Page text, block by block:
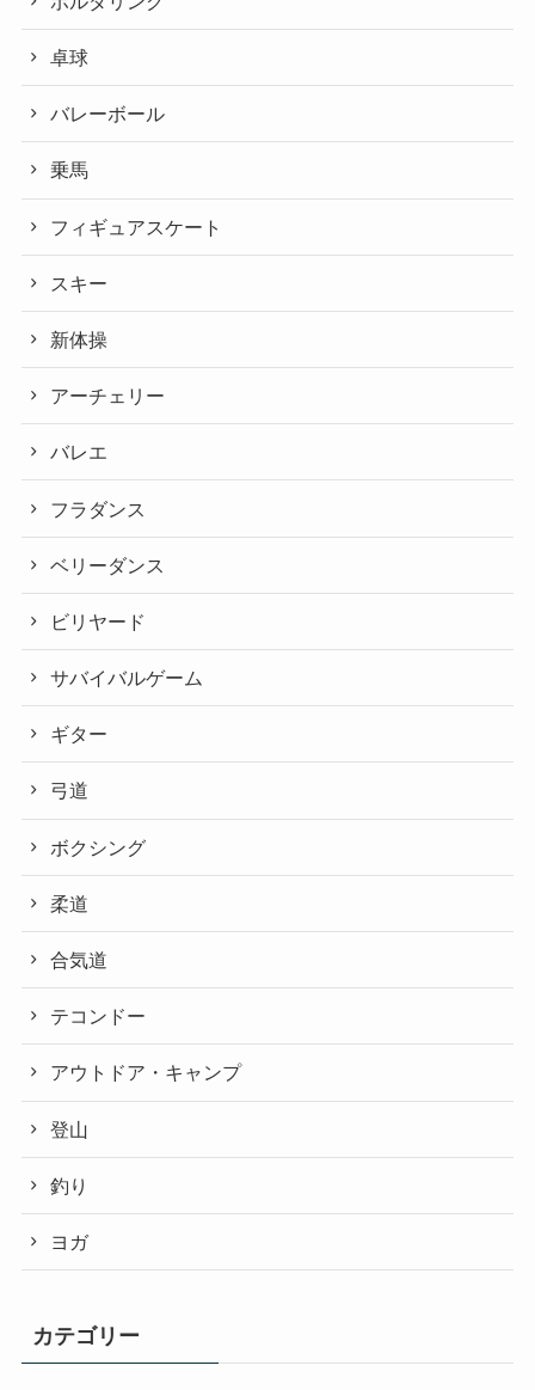
卓球
バレーボール
乗馬
フィギュアスケート
スキー
新体操
アーチェリー
バレエ
フラダンス
ベリーダンス
ビリヤード
サバイバルゲーム
ギター
弓道
ボクシング
柔道
合気道
テコンドー
アウトドア・キャンプ
登山
釣り
ヨガ
カテゴリー